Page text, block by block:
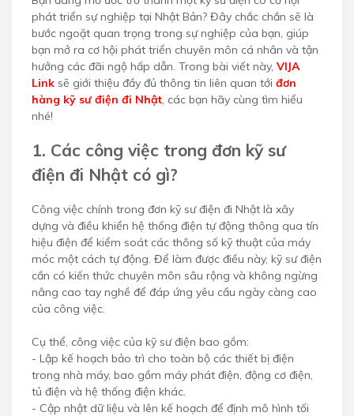
phát triển sự nghiệp tại Nhật Bản? Đây chắc chắn sẽ là
bước ngoặt quan trọng trong sự nghiệp của bạn, giúp
bạn mở ra cơ hội phát triển chuyên môn cá nhân và tận
hưởng các đãi ngộ hấp dẫn. Trong bài viết này, VIJA
Link sẽ giới thiệu đầy đủ thông tin liên quan tới đơn
hàng kỹ sư điện đi Nhật, các bạn hãy cùng tìm hiểu
nhé!
1. Các công việc trong đơn kỹ sư
điện đi Nhật có gì?
Công việc chính trong đơn kỹ sư điện đi Nhật là xây
dựng và điều khiển hệ thống điện tự động thông qua tín
hiệu điện để kiểm soát các thông số kỹ thuật của máy
móc một cách tự động. Để làm được điều này, kỹ sư điện
cần có kiến thức chuyên môn sâu rộng và không ngừng
nâng cao tay nghề để đáp ứng yêu cầu ngày càng cao
của công việc.
Cụ thể, công việc của kỹ sư điện bao gồm:
- Lập kế hoạch bảo trì cho toàn bộ các thiết bị điện
trong nhà máy, bao gồm máy phát điện, động cơ điện,
tủ điện và hệ thống điện khác.
- Cập nhật dữ liệu và lên kế hoạch để định mô hình tối